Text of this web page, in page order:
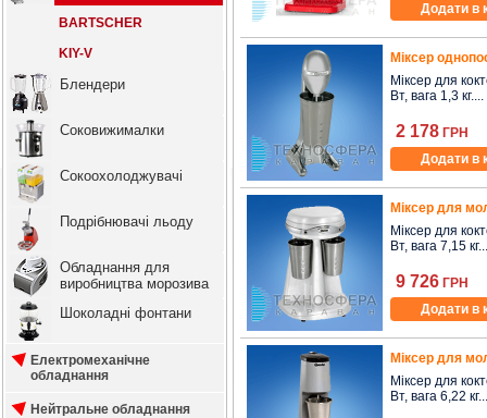
BARTSCHER
KIY-V
Блендери
Соковижималки
Сокоохолоджувачі
Подрібнювачі льоду
Обладнання для
виробництва морозива
Шоколадні фонтани
Електромеханічне
обладнання
Нейтральне обладнання
Додати в
Міксер
Міксер для
Вт, вага 1,3 кг....
2 178 ГРН
Додати в
Міксер для
Міксер для
Вт, вага 7,15
9 726 ГРН
Додати в
Міксер для
Міксер для
Вт, вага 6,22